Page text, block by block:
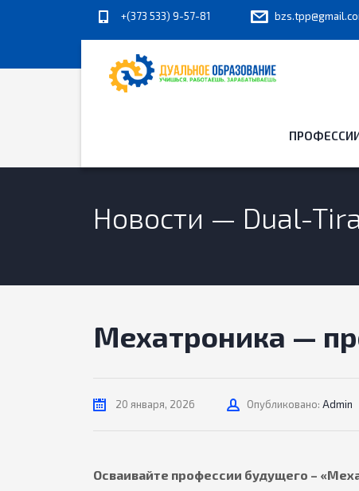
+(373 533) 9-57-81
Новости — Dual-
Мехатроника —
20 января, 2026 Опубликовано: Автор
Admin
Осваивайте профессии будущего –